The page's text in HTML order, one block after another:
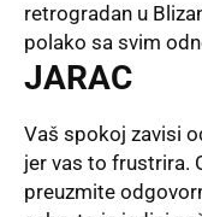
retrogradan u
polako sa svim
JARAC
Vaš spokoj zavisi
jer vas to frustrira.
preuzmite